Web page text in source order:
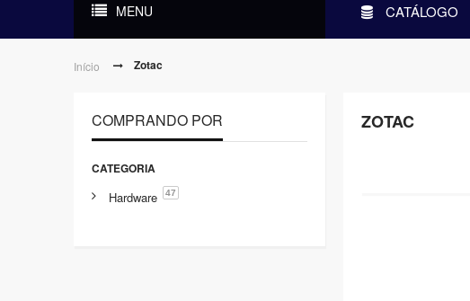
MENU CATÁLOGO
Início Zotac
ZOTAC
COMPRANDO POR
CATEGORIA
Hardware 47